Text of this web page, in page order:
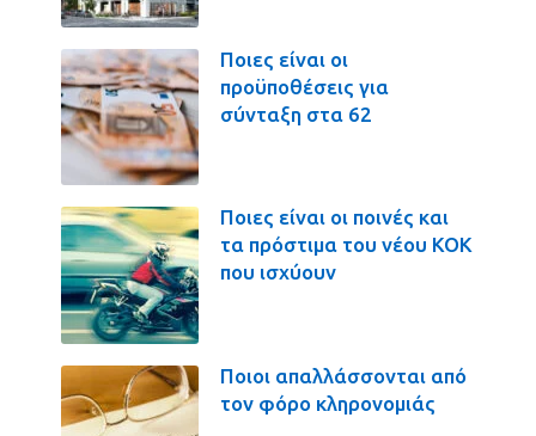
Ποιες είναι οι
προϋποθέσεις για
σύνταξη στα 62
Ποιες είναι οι ποινές και
τα πρόστιμα του νέου ΚΟΚ
που ισχύουν
Ποιοι απαλλάσσονται από
τον φόρο κληρονομιάς